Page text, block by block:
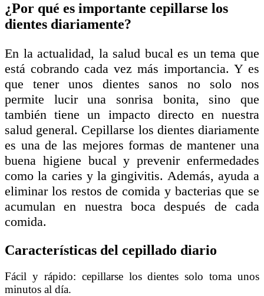
¿Por qué es importante cepillarse los
dientes diariamente?
En la actualidad, la salud bucal es un tema que
está cobrando cada vez más importancia. Y es
que tener unos dientes sanos no solo nos
permite lucir una sonrisa bonita, sino que
también tiene un impacto directo en nuestra
salud general. Cepillarse los dientes diariamente
es una de las mejores formas de mantener una
buena higiene bucal y prevenir enfermedades
como la caries y la gingivitis. Además, ayuda a
eliminar los restos de comida y bacterias que se
acumulan en nuestra boca después de cada
comida.
Características del cepillado diario
Fácil y rápido: cepillarse los dientes solo toma unos
minutos al día.